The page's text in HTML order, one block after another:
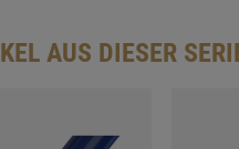
AUS DIESER